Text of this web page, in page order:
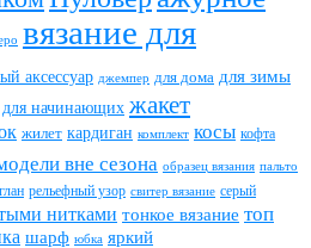
вязание для
аксессуар джемпер для дома для зимы
для начинающих жакет
жилет кардиган комплект косы кофта
вне сезона образец вязания пальто
рельефный узор свитер вязание серый
нитками тонкое вязание топ
шарф юбка яркий